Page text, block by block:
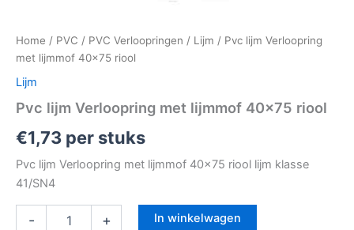
Home / PVC / PVC Verloopringen / Lijm / Pvc lijm Verloopring
met lijmmof 40×75 riool
Lijm
Pvc lijm Verloopring met lijmmof 40×75 riool
€1,73 per stuks
Pvc lijm Verloopring met lijmmof 40×75 riool lijm klasse
41/SN4
- + In winkelwagen